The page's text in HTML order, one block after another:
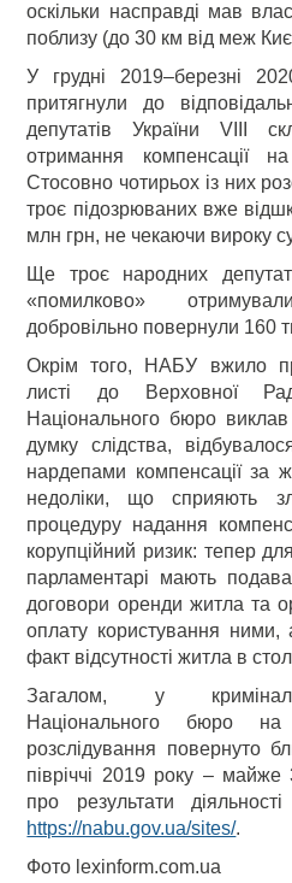
оскільки насправді мав
поблизу (до 30 км від меж
У грудні 2019–березні
притягнули до
депутатів України VIII
отримання компенсації
Стосовно чотирьох із них
троє підозрюваних вже
млн грн, не чекаючи вироку
Ще троє народних
«помилково»
добровільно повернули 160
Окрім того, НАБУ вжило
листі до Верховної
Національного бюро
думку слідства,
нардепами компенсації за
недоліки, що сприяють
процедуру надання
корупційний ризик: тепер
парламентарі мають
договори оренди житла та
оплату користування ними,
факт відсутності житла в
Загалом, у
Національного бюро
розслідування повернуто
півріччі 2019 року –
про результати
https://nabu.gov.ua/sites/.
Фото lexinform.com.ua